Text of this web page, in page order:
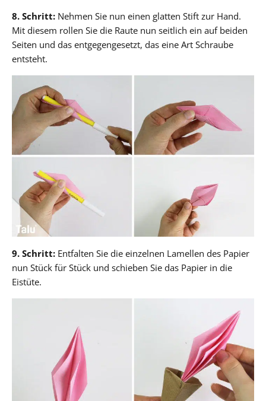
8. Schritt: Nehmen Sie nun einen glatten Stift zur Hand.
Mit diesem rollen Sie die Raute nun seitlich ein auf beiden
Seiten und das entgegengesetzt, das eine Art Schraube
entsteht.
9. Schritt: Entfalten Sie die einzelnen Lamellen des Papier
nun Stück für Stück und schieben Sie das Papier in die
Eistüte.